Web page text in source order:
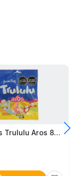
Gomitas Trululu Aros 80G